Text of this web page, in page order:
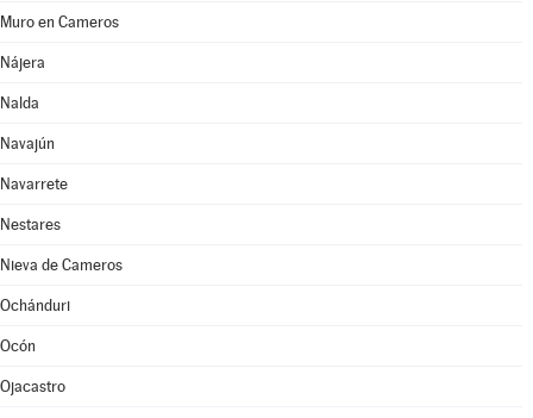
Muro en Cameros
Nájera
Nalda
Navajún
Navarrete
Nestares
Nieva de Cameros
Ochánduri
Ocón
Ojacastro